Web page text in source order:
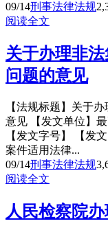
09/14刑事法律法规
阅读全文
关于办理非
问题的意见
【法规标题】关于
意见 【发文单位】
【发文字号】 【发
案件适用法律...
09/14刑事法律法规
阅读全文
人民检察院